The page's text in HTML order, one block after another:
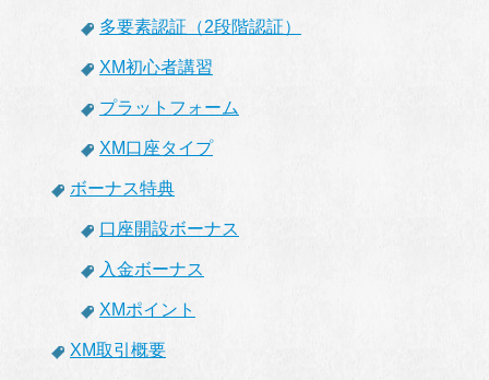
多要素認証（2段階認証）
XM初心者講習
プラットフォーム
XM口座タイプ
ボーナス特典
口座開設ボーナス
入金ボーナス
XMポイント
XM取引概要